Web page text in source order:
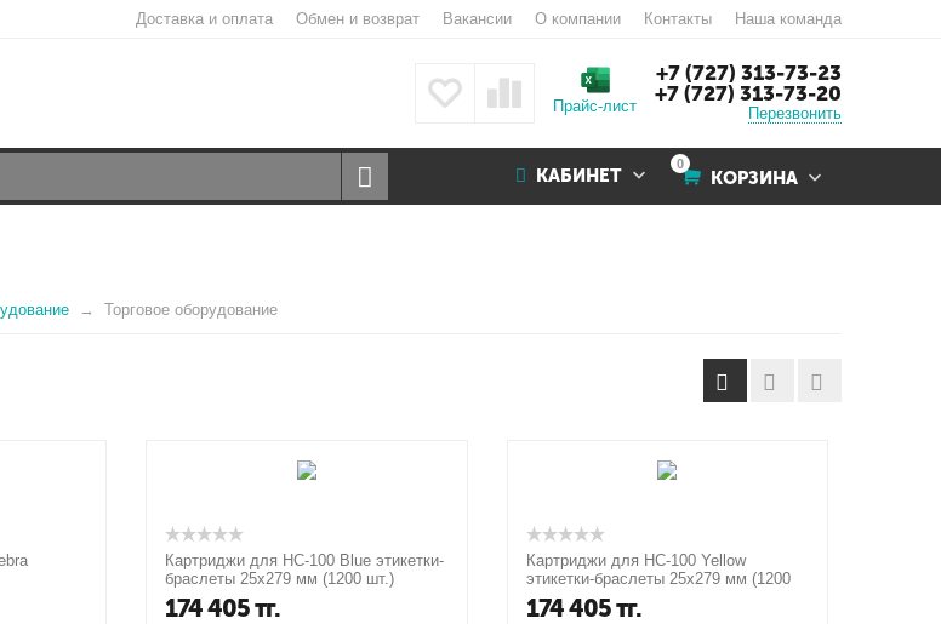
Доставка и оплата Обмен и возврат Вакансии О компании Контакты Наша команда
+7 (727) 313-73-23
+7 (727) 313-73-20
Перезвонить
Прайс-лист
0
КОРЗИНА
КАБИНЕТ
Торговое оборудование
Картриджи для HC-100 Blue этикетки-
браслеты 25х279 мм (1200 шт.)
174 405тг.
Картриджи для HC-100 Yellow
этикетки-браслеты 25х279 мм (1200
шт.)
174 405тг.